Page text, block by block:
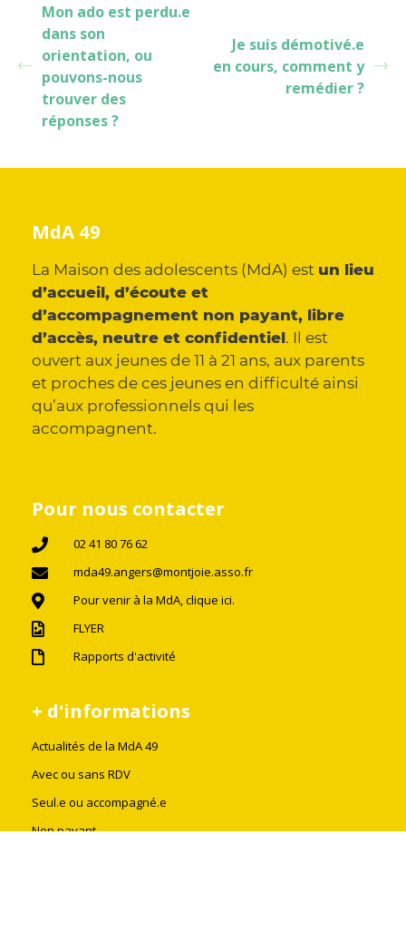
Mon ado est perdu.e
dans son
orientation, ou
pouvons-nous
trouver des
réponses ?
Je suis démotivé.e
en cours, comment y
remédier ?
MdA 49
La Maison des adolescents (MdA) est un lieu
d’accueil, d’écoute et
d’accompagnement non payant, libre
d’accès, neutre et confidentiel. Il est
ouvert aux jeunes de 11 à 21 ans, aux parents
et proches de ces jeunes en difficulté ainsi
qu’aux professionnels qui les
accompagnent.
Pour nous contacter
02 41 80 76 62
mda49.angers@montjoie.asso.fr
Pour venir à la MdA, clique ici.
FLYER
Rapports d'activité
+ d'informations
Actualités de la MdA 49
Avec ou sans RDV
Seul.e ou accompagné.e
Non payant